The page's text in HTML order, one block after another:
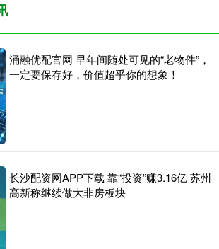
涌融优配官网 早年间随处可见的“老物件”，
一定要保存好，价值超乎你的想象！
长沙配资网APP下载 靠“投资”赚3.16亿 苏州
高新称继续做大非房板块